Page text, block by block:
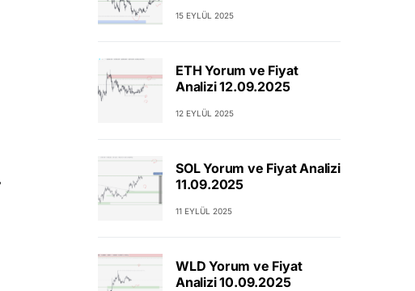
15 EYLÜL 2025
ETH Yorum ve Fiyat
Analizi 12.09.2025
12 EYLÜL 2025
SOL Yorum ve Fiyat Analizi
11.09.2025
11 EYLÜL 2025
WLD Yorum ve Fiyat
Analizi 10.09.2025